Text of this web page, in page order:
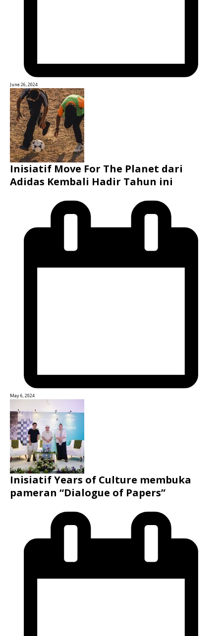
June 26, 2024
Inisiatif Move For The Planet dari
Adidas Kembali Hadir Tahun ini
May 6, 2024
Inisiatif Years of Culture membuka
pameran “Dialogue of Papers”